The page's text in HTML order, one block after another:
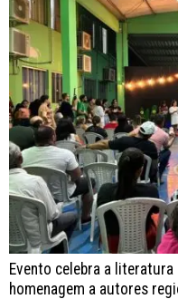
Evento celebra a
homenagem a autores